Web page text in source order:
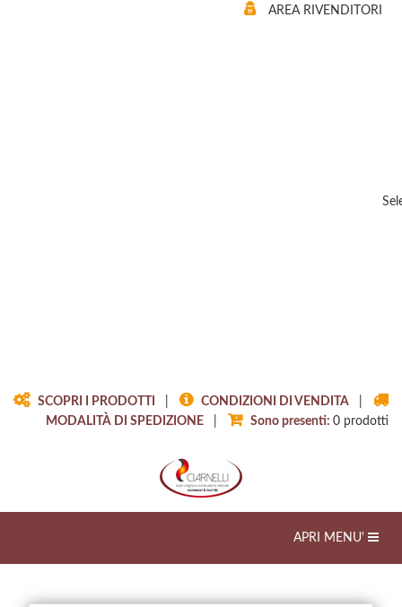
AREA RIVENDITORI
SCOPRI I PRODOTTI CONDIZIONI DI VENDITA
MODALITÀ DI SPEDIZIONE
Sono presenti: 0 prodotti
Toggle
APRI MENU'